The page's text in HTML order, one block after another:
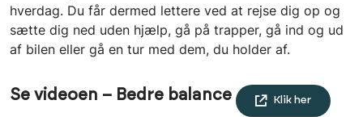
hverdag. Du får dermed lettere ved at rejse dig op og
sætte dig ned uden hjælp, gå på trapper, gå ind og ud
af bilen eller gå en tur med dem, du holder af.
Se videoen – Bedre balance Klik her